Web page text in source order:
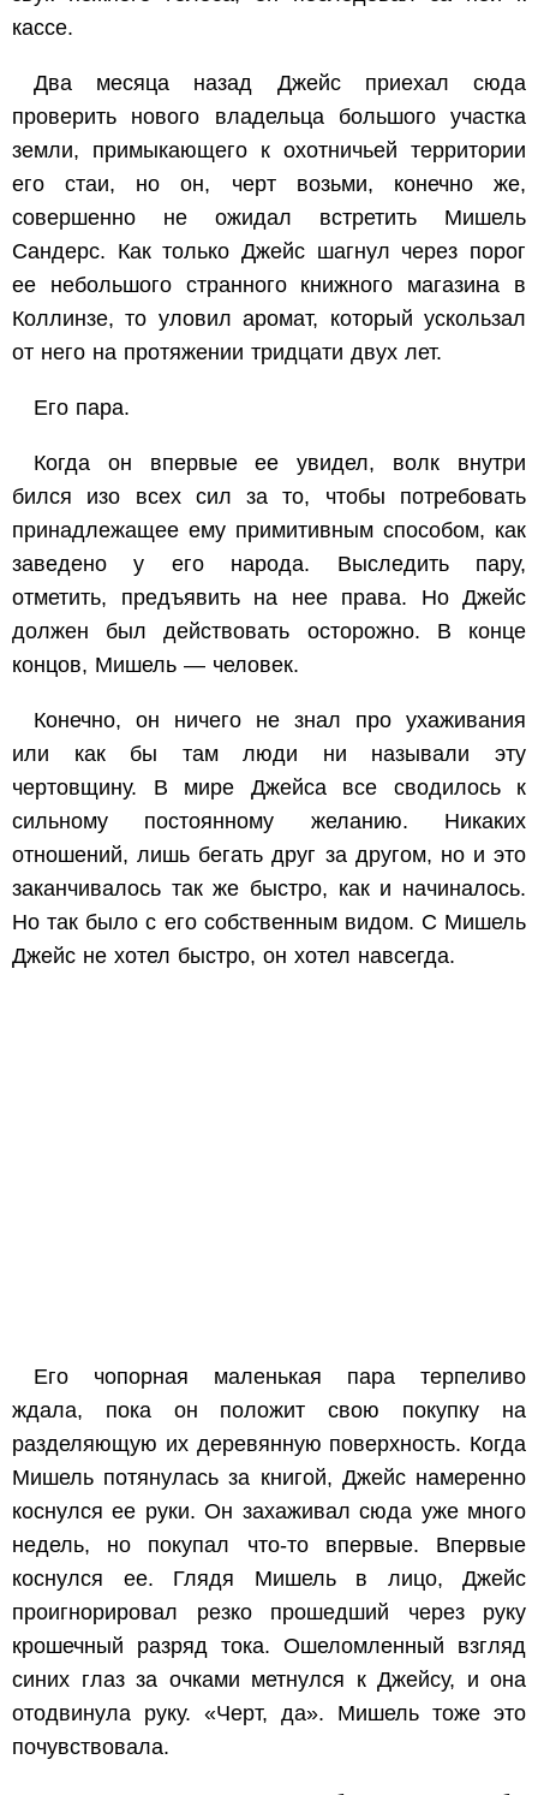
кассе.
Два месяца назад Джейс приехал сюда
проверить нового владельца большого участка
земли, примыкающего к охотничьей территории
его стаи, но он, черт возьми, конечно же,
совершенно не ожидал встретить Мишель
Сандерс. Как только Джейс шагнул через порог
ее небольшого странного книжного магазина в
Коллинзе, то уловил аромат, который ускользал
от него на протяжении тридцати двух лет.
Его пара.
Когда он впервые ее увидел, волк внутри
бился изо всех сил за то, чтобы потребовать
принадлежащее ему примитивным способом, как
заведено у его народа. Выследить пару,
отметить, предъявить на нее права. Но Джейс
должен был действовать осторожно. В конце
концов, Мишель — человек.
Конечно, он ничего не знал про ухаживания
или как бы там люди ни называли эту
чертовщину. В мире Джейса все сводилось к
сильному постоянному желанию. Никаких
отношений, лишь бегать друг за другом, но и это
заканчивалось так же быстро, как и начиналось.
Но так было с его собственным видом. С Мишель
Джейс не хотел быстро, он хотел навсегда.
Его чопорная маленькая пара терпеливо
ждала, пока он положит свою покупку на
разделяющую их деревянную поверхность. Когда
Мишель потянулась за книгой, Джейс намеренно
коснулся ее руки. Он захаживал сюда уже много
недель, но покупал что-то впервые. Впервые
коснулся ее. Глядя Мишель в лицо, Джейс
проигнорировал резко прошедший через руку
крошечный разряд тока. Ошеломленный взгляд
синих глаз за очками метнулся к Джейсу, и она
отодвинула руку. «Черт, да». Мишель тоже это
почувствовала.